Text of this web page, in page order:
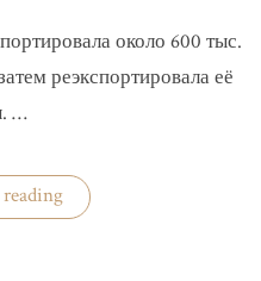
около 600 тыс.
реэкспортировала её
…
«Украина
практически